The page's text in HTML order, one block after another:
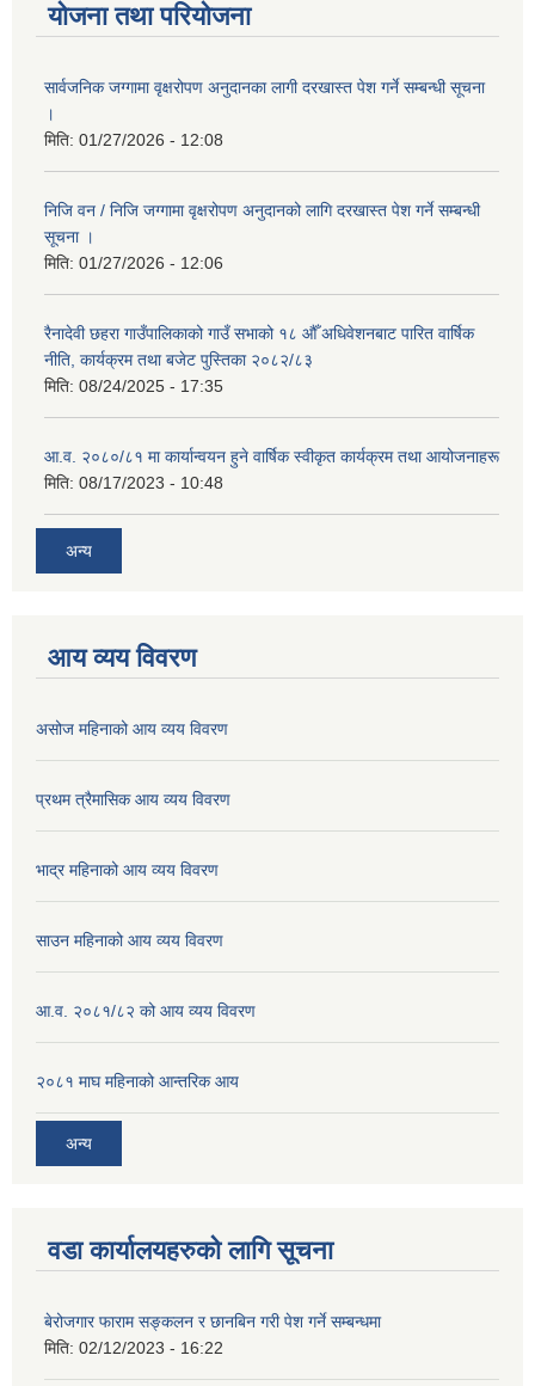
योजना तथा परियोजना
सार्वजनिक जग्गामा वृक्षरोपण अनुदानका लागी दरखास्त पेश गर्ने सम्बन्धी सूचना
।
मिति: 01/27/2026 - 12:08
निजि वन / निजि जग्गामा वृक्षरोपण अनुदानको लागि दरखास्त पेश गर्ने सम्बन्धी
सूचना ।
मिति: 01/27/2026 - 12:06
रैनादेवी छहरा गाउँपालिकाको गाउँ सभाको १८ औँ अधिवेशनबाट पारित वार्षिक
नीति, कार्यक्रम तथा बजेट पुस्तिका २०८२/८३
मिति: 08/24/2025 - 17:35
आ.व. २०८०/८१ मा कार्यान्वयन हुने वार्षिक स्वीकृत कार्यक्रम तथा आयोजनाहरू
मिति: 08/17/2023 - 10:48
अन्य
आय व्यय विवरण
असोज महिनाको आय व्यय विवरण
प्रथम त्रैमासिक आय व्यय विवरण
भाद्र महिनाको आय व्यय विवरण
साउन महिनाको आय व्यय विवरण
आ.व. २०८१/८२ को आय व्यय विवरण
२०८१ माघ महिनाको आन्तरिक आय
अन्य
वडा कार्यालयहरुको लागि सूचना
बेरोजगार फाराम सङ्कलन र छानबिन गरी पेश गर्ने सम्बन्धमा
मिति: 02/12/2023 - 16:22